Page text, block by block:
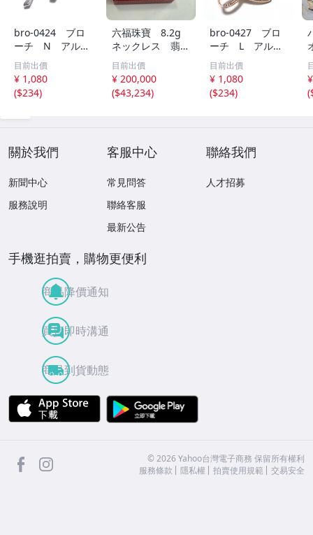
bro-0424 ブロ
ーチ N アルフ
ァベット 筆記体
（ラインストー
ン） 英字 英文
字 英語 ローマ
目前出價
¥ 1,080
($234)
六福珠寶 8.2g
ネックレス 翡
翠 チェンAU75
0 4.2g ペンダン
ト sv925刻印 新
品 LUK FOOK
目前出價
¥ 200,000
($43,234)
bro-0427 ブロ
ーチ L アルフ
ァベット 筆記体
（ラインストー
ン） 英字 英文
字 英語 ローマ
目前出價
¥ 1,080
($234)
(
關於我們
新聞中心
服務說明
客服中心
常見問答
聯絡客服
最新公告
聯絡我們
人才招募
手機逛拍賣，購物更便利
商品降價通知
買賣即時溝通
商品到貨動態
APP Store
facebook ©2026 Yahoo台灣電子商務 保留所有權利
服務條款
隱私權 拍賣使用規範 交易安全